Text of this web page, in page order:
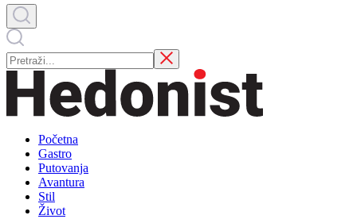
Početna
Gastro
Putovanja
Avantura
Stil
Život